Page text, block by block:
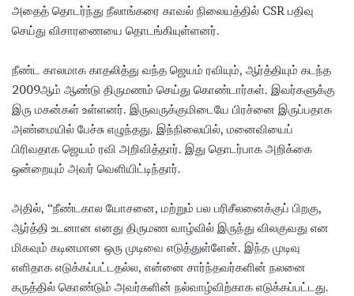
அதைத் தொடர்ந்து நீலாங்கரை காவல் நிலையத்தில் CSR பதிவு
செய்து விசாரணையை தொடங்கியுள்ளனர்.
நீண்ட காலமாக காதலித்து வந்த ஜெயம் ரவியும், ஆர்த்தியும் கடந்த
2009ஆம் ஆண்டு திருமணம் செய்து கொண்டார்கள். இவர்களுக்கு
இரு மகன்கள் உள்ளனர். இருவருக்குமிடையே பிரச்னை இருப்பதாக
அண்மையில் பேச்சு எழுந்தது. இந்நிலையில், மனைவியைப்
பிரிவதாக ஜெயம் ரவி அறிவித்தார். இது தொடர்பாக அறிக்கை
ஒன்றையும் அவர் வெளியிட்டிந்தார்.
அதில், “நீண்டகால யோசனை, மற்றும் பல பரிசீலனைக்குப் பிறகு,
ஆர்த்தி உடனான எனது திருமண வாழ்வில் இருந்து விலகுவது என
மிகவும் கடினமான ஒரு முடிவை எடுத்துள்ளேன். இந்த முடிவு
எளிதாக எடுக்கப்பட்டதல்ல, என்னை சார்ந்தவர்களின் நலனை
கருத்தில் கொண்டும் அவர்களின் நல்வாழ்விற்காக எடுக்கப்பட்டது.